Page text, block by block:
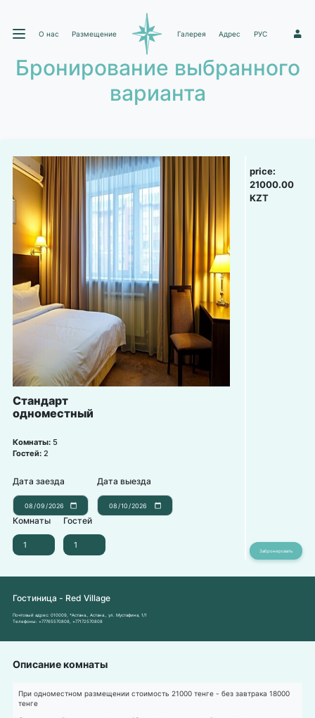
О нас Размещение Галерея Адрес РУС 1
Бронирование выбранного
варианта
Стандарт
одноместный
Комнаты: 5
Гостей: 2
Дата заезда Дата выезда
Комнаты Гостей
price:
21000.00
KZT
Гостиница - Red Village
Почтовый адрес: 010009, *Астана., Астана., ул. Мустафина, 1/1
Телефоны: +77765570808 +77172570808
Описание комнаты